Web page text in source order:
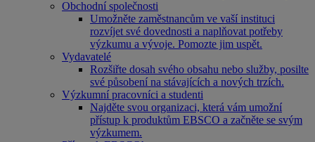
Obchodní společnosti
Umožněte zaměstnancům ve vaší instituci
rozvíjet své dovednosti a naplňovat potřeby
výzkumu a vývoje. Pomozte jim uspět.
Vydavatelé
Rozšiřte dosah svého obsahu nebo služby, posilte
své působení na stávajících a nových trzích.
Výzkumní pracovníci a studenti
Najděte svou organizaci, která vám umožní
přístup k produktům EBSCO a začněte se svým
výzkumem.